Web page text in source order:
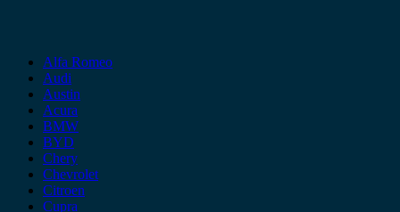
Alfa Romeo
Audi
Austin
Acura
BMW
BYD
Chery
Chevrolet
Citroen
Cupra